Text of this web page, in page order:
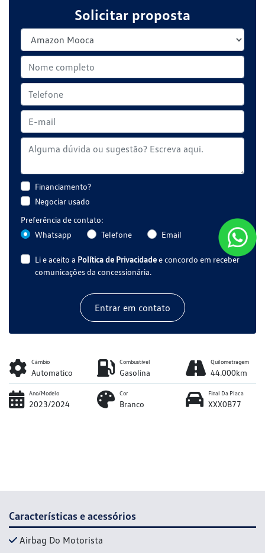
Solicitar proposta
Financiamento?
Negociar usado
Preferência de contato:
Whatsapp
Telefone Email
Li e aceito a Política de Privacidadee concordo em receber
comunicações da concessionária.
Entrar em contato
Câmbio
Automatico
Combustível
Gasolina
Quilometragem
44.000km
Ano/Modelo
2023/2024
Cor
Branco
Final Da Placa
XXX0B77
Características e acessórios
Airbag Do Motorista